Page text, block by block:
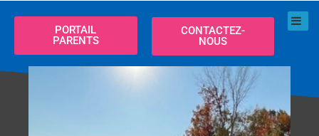
PORTAIL
PARENTS
CONTACTEZ-
NOUS